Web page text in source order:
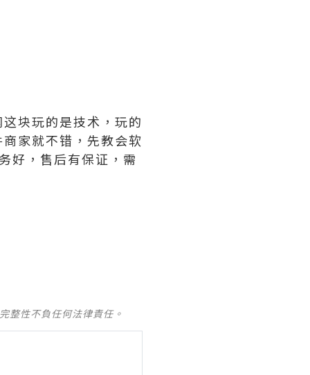
块玩的是技术，玩的
家就不错，先教会软
好，售后有保证，需
整性不負任何法律責任。